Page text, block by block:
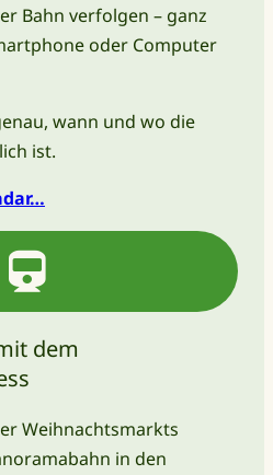
Bahn verfolgen – ganz
oder Computer
wann und wo die
ist.
dem
Weihnachtsmarkts
in den